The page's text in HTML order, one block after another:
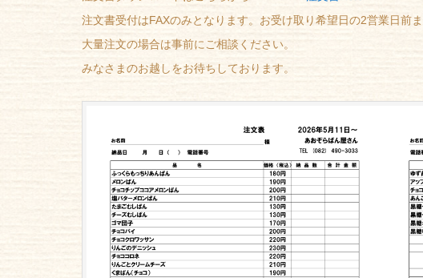
注文書受付はFAXのみとなります。お受け取り希望日の2営業日前
大量注文の場合は事前にご相談ください。
みなさまのお越しをお待ちしております。